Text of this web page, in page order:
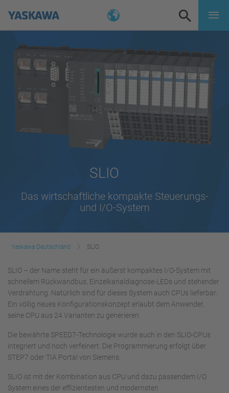
SLIO
Das wirtschaftliche kompakte Steuerungs-
und I/O-System
Yaskawa Deutschland SLIO
SLIO – der Name steht für ein äußerst kompaktes I/O-System mit
schnellem Rückwandbus, Einzelkanaldiagnose-LEDs und stehender
Verdrahtung. Natürlich sind für dieses System auch CPUs lieferbar.
Ein völlig neues Konfigurationskonzept erlaubt dem Anwender,
seine CPU aus 24 Varianten zu generieren.
Die bewährte SPEED7-Technologie wurde auch in den SLIO-CPUs
integriert und noch verfeinert. Die Programmierung erfolgt über
STEP7 oder TIA Portal von Siemens.
SLIO ist mit der Kombination aus CPU und dazu passendem I/O
System eines der effizientesten und modernsten